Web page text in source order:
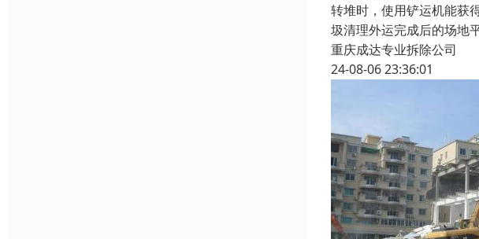
转堆时，使用铲运机能获
圾清理外运完成后的场地
重庆成达专业拆除公司
24-08-06 23:36:01